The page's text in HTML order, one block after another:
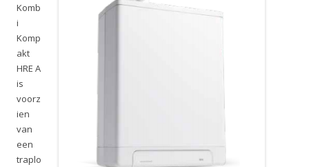
Komb
i
Komp
akt
HRE A
is
voorz
ien
van
een
traplo